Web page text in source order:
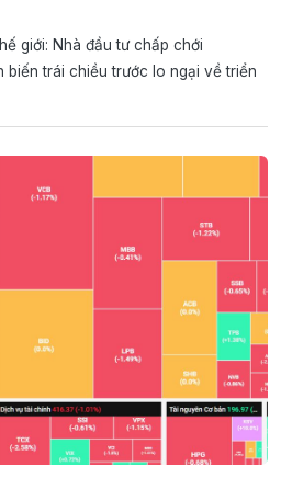
giới: Nhà đầu tư chấp chới
biến trái chiều trước lo ngại về triển